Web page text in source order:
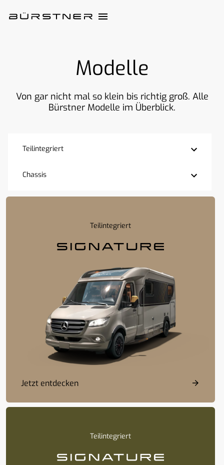
Modelle
Von gar nicht mal so klein bis richtig groß. Alle
Bürstner Modelle im Überblick.
Teilintegriert
Chassis
Teilintegriert
Jetzt entdecken
Teilintegriert